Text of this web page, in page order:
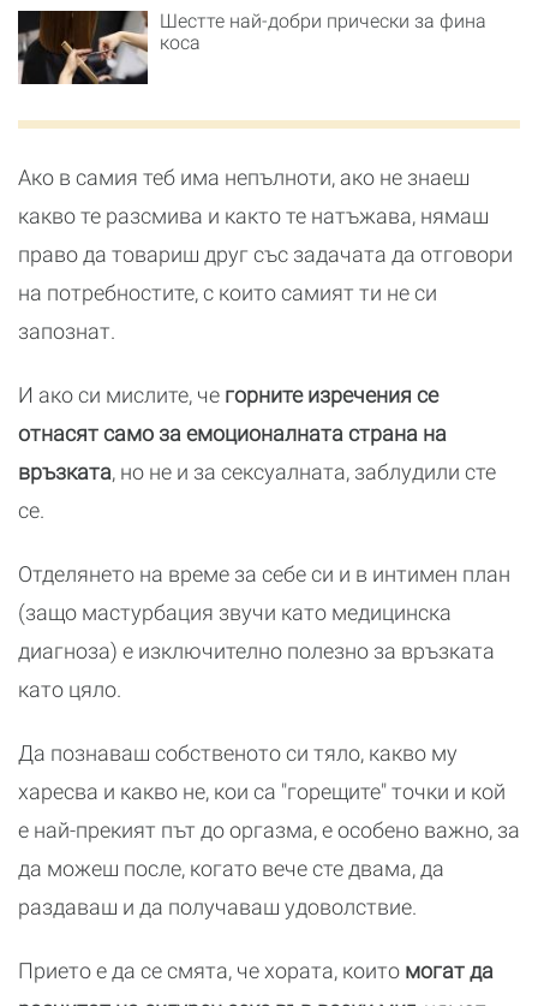
Шестте най-добри прически за фина
коса
Ако в самия теб има непълноти, ако не знаеш
какво те разсмива и както те натъжава, нямаш
право да товариш друг със задачата да отговори
на потребностите, с които самият ти не си
запознат.
И ако си мислите, че горните изречения се
отнасят само за емоционалната страна на
връзката, но не и за сексуалната, заблудили сте
се.
Отделянето на време за себе си и в интимен план
(защо мастурбация звучи като медицинска
диагноза) е изключително полезно за връзката
като цяло.
Да познаваш собственото си тяло, какво му
харесва и какво не, кои са "горещите" точки и кой
е най-прекият път до оргазма, е особено важно, за
да можеш после, когато вече сте двама, да
раздаваш и да получаваш удоволствие.
Прието е да се смята, че хората, които могат да